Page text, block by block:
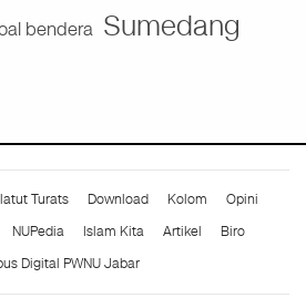
bendera Sumedang
Turats Download Kolom
Opini
NUPedia Islam Kita Artikel
Biro
Digital PWNU Jabar